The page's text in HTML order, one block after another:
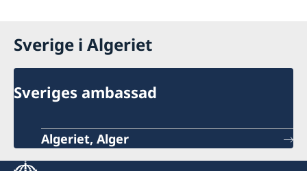
Sverige i Algeriet
Sveriges ambassad
Algeriet, Alger